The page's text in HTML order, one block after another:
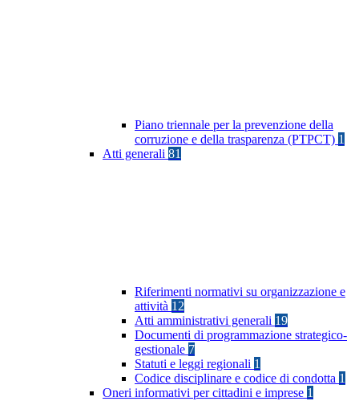
Piano triennale per la prevenzione della
corruzione e della trasparenza (PTPCT) 1
Atti generali 81
Riferimenti normativi su organizzazione e
attività 12
Atti amministrativi generali 19
Documenti di programmazione strategico-
gestionale 7
Statuti e leggi regionali 1
Codice disciplinare e codice di condotta 1
Oneri informativi per cittadini e imprese 1